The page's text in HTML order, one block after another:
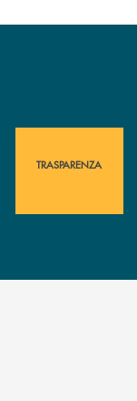
filiali&nbsp; di Banca
immediata?
TRASPARENZA